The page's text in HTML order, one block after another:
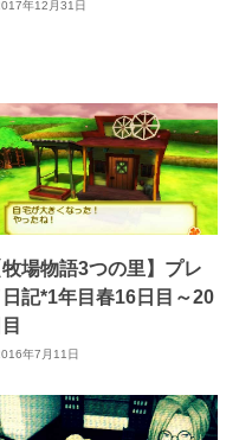
年12月31日
牧場物語3つの里】プレ
記*1年目春16日目～20
年7月11日